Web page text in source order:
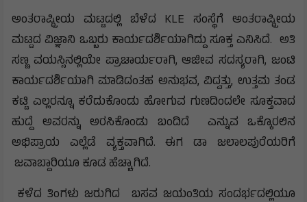
ಅಂತರಾಷ್ಟ್ರೀಯ ಮಟ್ಟದಲ್ಲಿ ಬೆಳೆದ KLE ಸಂಸ್ಥೆಗೆ ಅಂತರಾಷ್ಟ್ರೀಯ
ಮಟ್ಟದ ವಿಜ್ಞಾನಿ ಒಬ್ಬರು ಕಾರ್ಯದರ್ಶಿಯಾಗಿದ್ದು ಸೂಕ್ತ ಎನಿಸಿದೆ. ಅತಿ
ಸಣ್ಣ ವಯಸ್ಸಿನಲ್ಲಿಯೇ ಪ್ರಾಚಾರ್ಯರಾಗಿ, ಆಜೀವ ಸದಸ್ಯರಾಗಿ, ಜಂಟಿ
ಕಾರ್ಯದರ್ಶಿಯಾಗಿ ಮಾಡಿದಂತಹ ಅನುಭವ, ವಿದ್ವತ್ತು, ಉತ್ತಮ ತಂಡ
ಕಟ್ಟಿ ಎಲ್ಲರನ್ನೂ ಕರೆದುಕೊಂಡು ಹೋಗುವ ಗುಣದಿಂದಲೇ ಸೂಕ್ತವಾದ
ಹುದ್ದೆ ಅವರನ್ನು ಅರಸಿಕೊಂಡು ಬಂದಿದೆ ಎನ್ನುವ ಒಕ್ಕೊರಲಿನ
ಅಭಿಪ್ರಾಯ ಎಲ್ಲೆಡೆ ವ್ಯಕ್ತವಾಗಿದೆ. ಈಗ ಡಾ ಜಲಾಲಪುರೆಯರಿಗೆ
ಜವಾಬ್ದಾರಿಯೂ ಕೂಡ ಹೆಚ್ಚಾಗಿದೆ.
ಕಳೆದ ತಿಂಗಳು ಜರುಗಿದ ಬಸವ ಜಯಂತಿಯ ಸಂದರ್ಭದಲ್ಲಿಯೂ